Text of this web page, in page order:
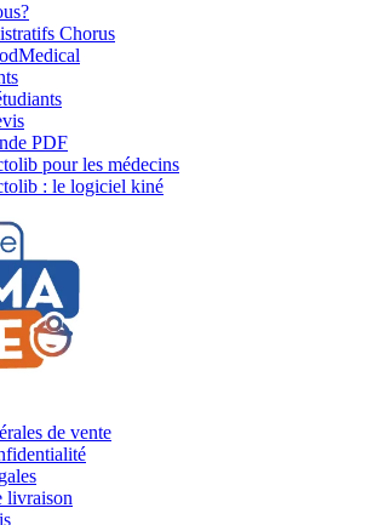
Chorus
PDF
pour les médecins
: le logiciel kiné
de vente
livraison